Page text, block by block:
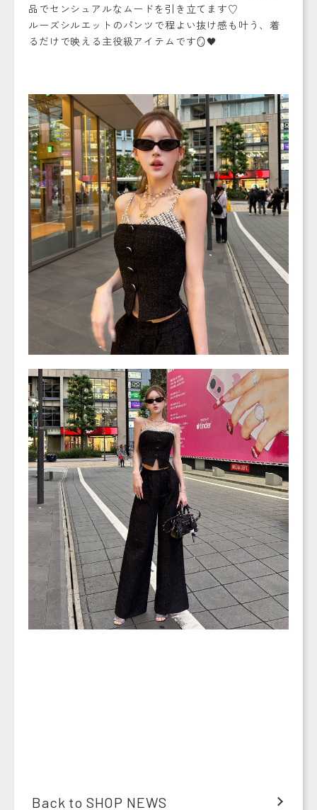
品でセンシュアルなムードを引き立てます♡
ルーズシルエットのパンツで程よい抜け感も叶う、着
るだけで映える主役級アイテムです🪞🖤
Back to SHOP NEWS